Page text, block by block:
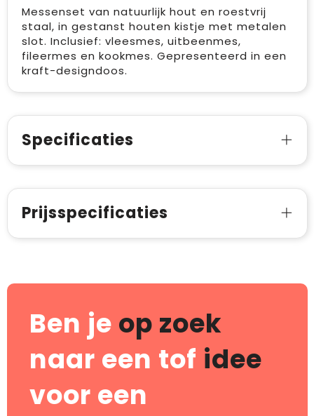
Messenset van natuurlijk hout en roestvrij
staal, in gestanst houten kistje met metalen
slot. Inclusief: vleesmes, uitbeenmes,
fileermes en kookmes. Gepresenteerd in een
kraft-designdoos.
Specificaties
Prijsspecificaties
Ben je op zoek
naar een tof idee
voor een